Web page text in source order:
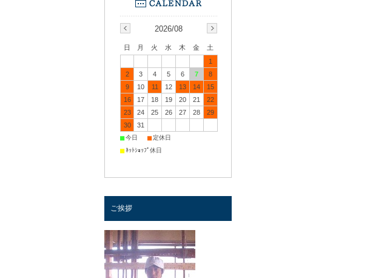
2026/08
日 月 火 水 木 金
土
1
2
3 4 5 6 7
8
9
10 11 12 13 14
15
16
17 18 19 20 21
22
23
24 25 26 27 28
29
30
31
■今日 ■定休日
■ﾈｯﾄｼｮｯﾌﾟ休日
ご挨拶